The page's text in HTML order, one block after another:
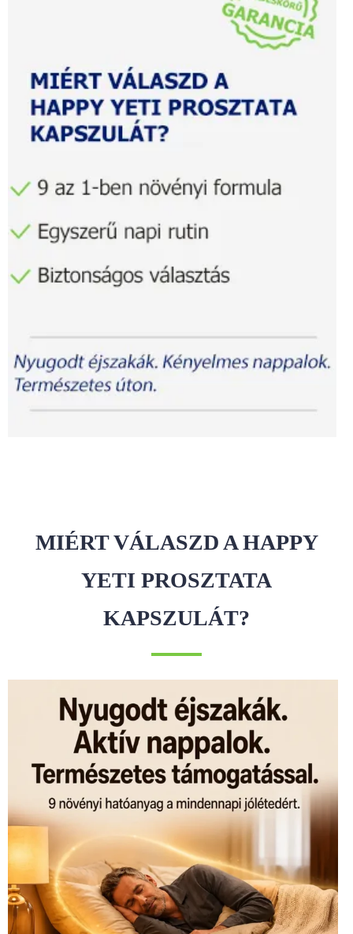
MIÉRT VÁLASZD A HAPPY
YETI PROSZTATA
KAPSZULÁT?